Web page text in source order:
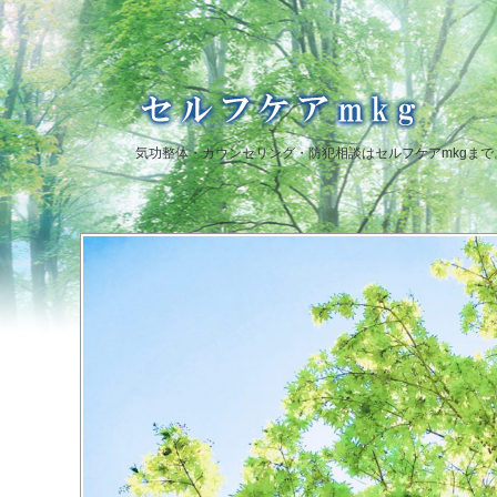
気功整体・カウンセリング・防犯相談はセルフケアmkgまで